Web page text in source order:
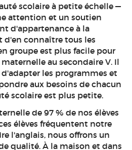
scolaire à petite échelle —
attention et un soutien
d'appartenance à la
connaître tous les
groupe est plus facile pour
au secondaire V. Il
les programmes et
aux besoins de chacun
scolaire est plus petite.
de 97 % de nos élèves
élèves fréquentent notre
l'anglais, nous offrons un
qualité. À la maison et dans